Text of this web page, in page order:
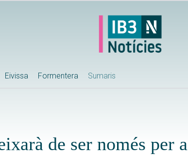
Eivissa Formentera Sumaris
de ser només per